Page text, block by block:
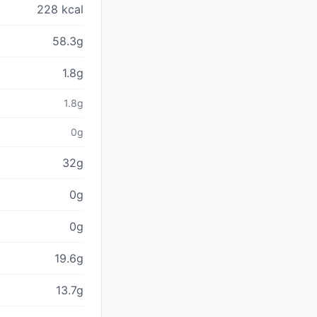
228 kcal
58.3g
1.8g
1.8g
0g
32g
0g
0g
19.6g
13.7g